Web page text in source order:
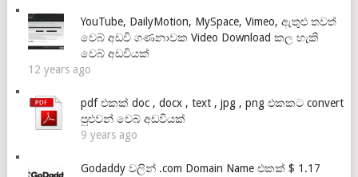
YouTube, DailyMotion, MySpace, Vimeo, ඇතුළු තවත්
වෙබ් අඩවි ගණනාවක Video Download කල හැකි
වෙබ් අඩවියක්
12 years ago
pdf එකක් doc , docx , text , jpg , png එකකට convert
පුළුවන් වෙබ් අඩවියක්
9 years ago
Godaddy වලින් .com Domain Name එකක් $ 1.17